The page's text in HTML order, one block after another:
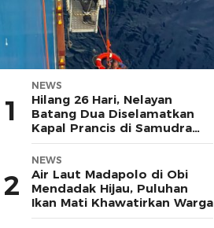
1
NEWS
Hilang 26 Hari, Nelayan
Batang Dua Diselamatkan
Kapal Prancis di Samudra
Pasifik
2
NEWS
Air Laut Madapolo di Obi
Mendadak Hijau, Puluhan
Ikan Mati Khawatirkan Warga